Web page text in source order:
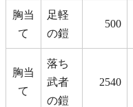
胸当
て
足軽
の鎧
500
胸当
て
落ち
武者
の鎧
2540